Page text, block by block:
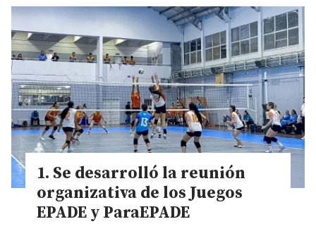
Se desarrolló la reunión
organizativa de los Juegos
EPADE y ParaEPADE